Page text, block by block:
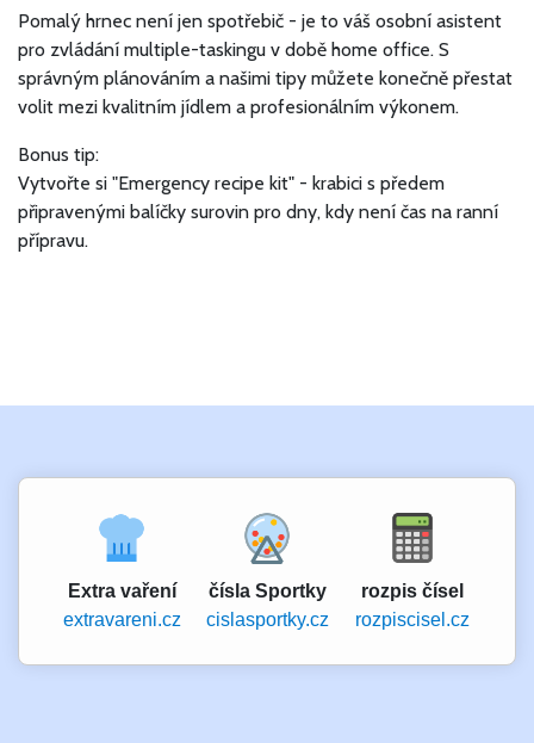
Pomalý hrnec není jen spotřebič - je to váš osobní asistent
pro zvládání multiple-taskingu v době home office. S
správným plánováním a našimi tipy můžete konečně přestat
volit mezi kvalitním jídlem a profesionálním výkonem.
Bonus tip:
Vytvořte si "Emergency recipe kit" - krabici s předem
připravenými balíčky surovin pro dny, kdy není čas na ranní
přípravu.
Extra vaření
extravareni.cz
čísla Sportky
cislasportky.cz
rozpis čísel
rozpiscisel.cz